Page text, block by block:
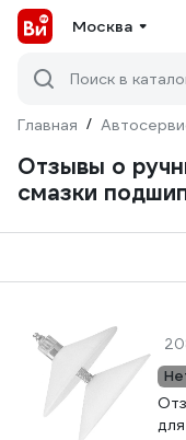
Москва
Поиск в
Главная /
Отзывы о
смазки